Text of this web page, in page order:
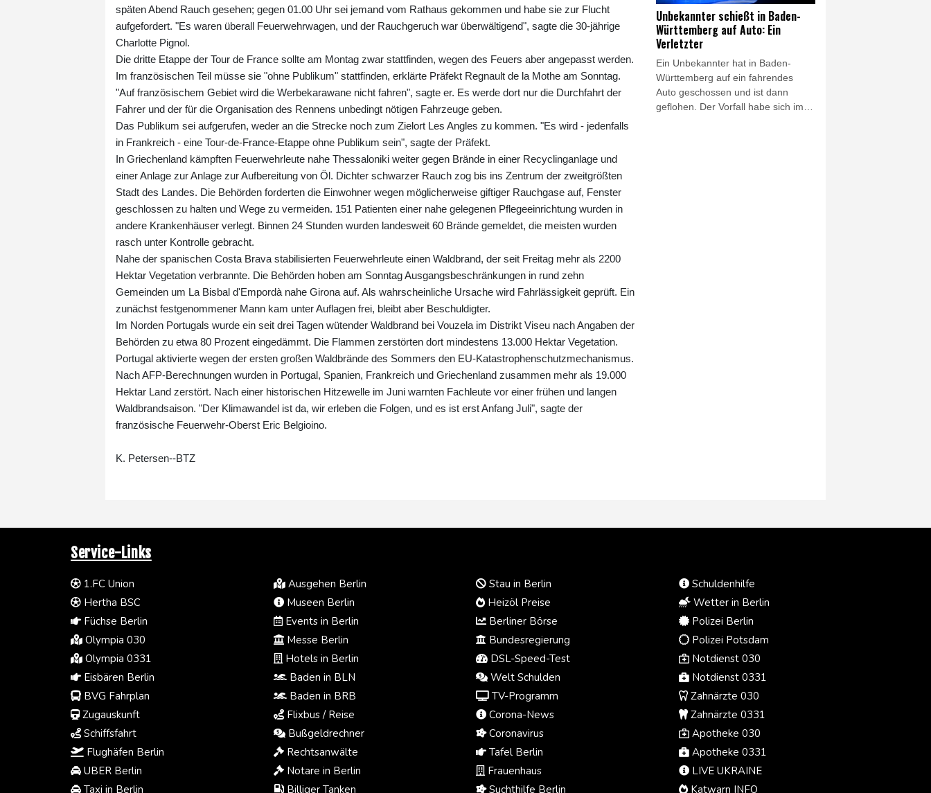
späten Abend Rauch gesehen; gegen 01.00 Uhr sei jemand vom Rathaus gekommen und habe sie zur Flucht
aufgefordert. "Es waren überall Feuerwehrwagen, und der Rauchgeruch war überwältigend", sagte die 30-jährige
Charlotte Pignol.
Die dritte Etappe der Tour de France sollte am Montag zwar stattfinden, wegen des Feuers aber angepasst werden.
Im französischen Teil müsse sie "ohne Publikum" stattfinden, erklärte Präfekt Regnault de la Mothe am Sonntag.
"Auf französischem Gebiet wird die Werbekarawane nicht fahren", sagte er. Es werde dort nur die Durchfahrt der
Fahrer und der für die Organisation des Rennens unbedingt nötigen Fahrzeuge geben.
Das Publikum sei aufgerufen, weder an die Strecke noch zum Zielort Les Angles zu kommen. "Es wird - jedenfalls
in Frankreich - eine Tour-de-France-Etappe ohne Publikum sein", sagte der Präfekt.
In Griechenland kämpften Feuerwehrleute nahe Thessaloniki weiter gegen Brände in einer Recyclinganlage und
einer Anlage zur Anlage zur Aufbereitung von Öl. Dichter schwarzer Rauch zog bis ins Zentrum der zweitgrößten
Stadt des Landes. Die Behörden forderten die Einwohner wegen möglicherweise giftiger Rauchgase auf, Fenster
geschlossen zu halten und Wege zu vermeiden. 151 Patienten einer nahe gelegenen Pflegeeinrichtung wurden in
andere Krankenhäuser verlegt. Binnen 24 Stunden wurden landesweit 60 Brände gemeldet, die meisten wurden
rasch unter Kontrolle gebracht.
Nahe der spanischen Costa Brava stabilisierten Feuerwehrleute einen Waldbrand, der seit Freitag mehr als 2200
Hektar Vegetation verbrannte. Die Behörden hoben am Sonntag Ausgangsbeschränkungen in rund zehn
Gemeinden um La Bisbal d'Empordà nahe Girona auf. Als wahrscheinliche Ursache wird Fahrlässigkeit geprüft. Ein
zunächst festgenommener Mann kam unter Auflagen frei, bleibt aber Beschuldigter.
Im Norden Portugals wurde ein seit drei Tagen wütender Waldbrand bei Vouzela im Distrikt Viseu nach Angaben der
Behörden zu etwa 80 Prozent eingedämmt. Die Flammen zerstörten dort mindestens 13.000 Hektar Vegetation.
Portugal aktivierte wegen der ersten großen Waldbrände des Sommers den EU-Katastrophenschutzmechanismus.
Nach AFP-Berechnungen wurden in Portugal, Spanien, Frankreich und Griechenland zusammen mehr als 19.000
Hektar Land zerstört. Nach einer historischen Hitzewelle im Juni warnten Fachleute vor einer frühen und langen
Waldbrandsaison. "Der Klimawandel ist da, wir erleben die Folgen, und es ist erst Anfang Juli", sagte der
französische Feuerwehr-Oberst Eric Belgioino.
K. Petersen--BTZ
Folgen des Klimawandels würden
solche Gefahrenlagen häufiger
auftreten.
Unbekannter schießt in Baden-
Württemberg auf Auto: Ein
Verletzter
Ein Unbekannter hat in Baden-
Württemberg auf ein fahrendes
Auto geschossen und ist dann
geflohen. Der Vorfall habe sich im in
Service-Links
1.FC Union
Hertha BSC
Füchse Berlin
Olympia 030
Olympia 0331
Eisbären Berlin
BVG Fahrplan
Zugauskunft
Schiffsfahrt
Flughäfen Berlin
UBER Berlin
Taxi in Berlin
Ausgehen Berlin
Museen Berlin
Events in Berlin
Messe Berlin
Hotels in Berlin
Baden in BLN
Baden in BRB
Flixbus / Reise
Bußgeldrechner
Rechtsanwälte
Notare in Berlin
Billiger Tanken
Stau in Berlin
Heizöl Preise
Berliner Börse
Bundesregierung
DSL-Speed-Test
Welt Schulden
TV-Programm
Corona-News
Coronavirus
Tafel Berlin
Frauenhaus
Suchthilfe Berlin
Schuldenhilfe
Wetter in Berlin
Polizei Berlin
Polizei Potsdam
Notdienst 030
Notdienst 0331
Zahnärzte 030
Zahnärzte 0331
Apotheke 030
Apotheke 0331
LIVE UKRAINE
Katwarn INFO